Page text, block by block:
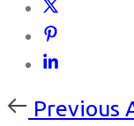
Previous
Previous